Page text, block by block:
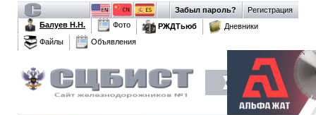
Регистрация
Забыл пароль?
Балуев Н.Н.
Фото РЖДТьюб
Дневники
Файлы
Объявления